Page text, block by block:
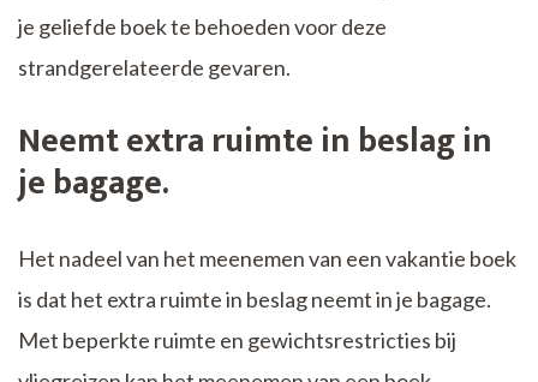
je geliefde boek te behoeden voor deze
strandgerelateerde gevaren.
Neemt extra ruimte in beslag in
je bagage.
Het nadeel van het meenemen van een vakantie boek
is dat het extra ruimte in beslag neemt in je bagage.
Met beperkte ruimte en gewichtsrestricties bij